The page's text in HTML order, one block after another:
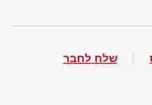
שלח לחבר